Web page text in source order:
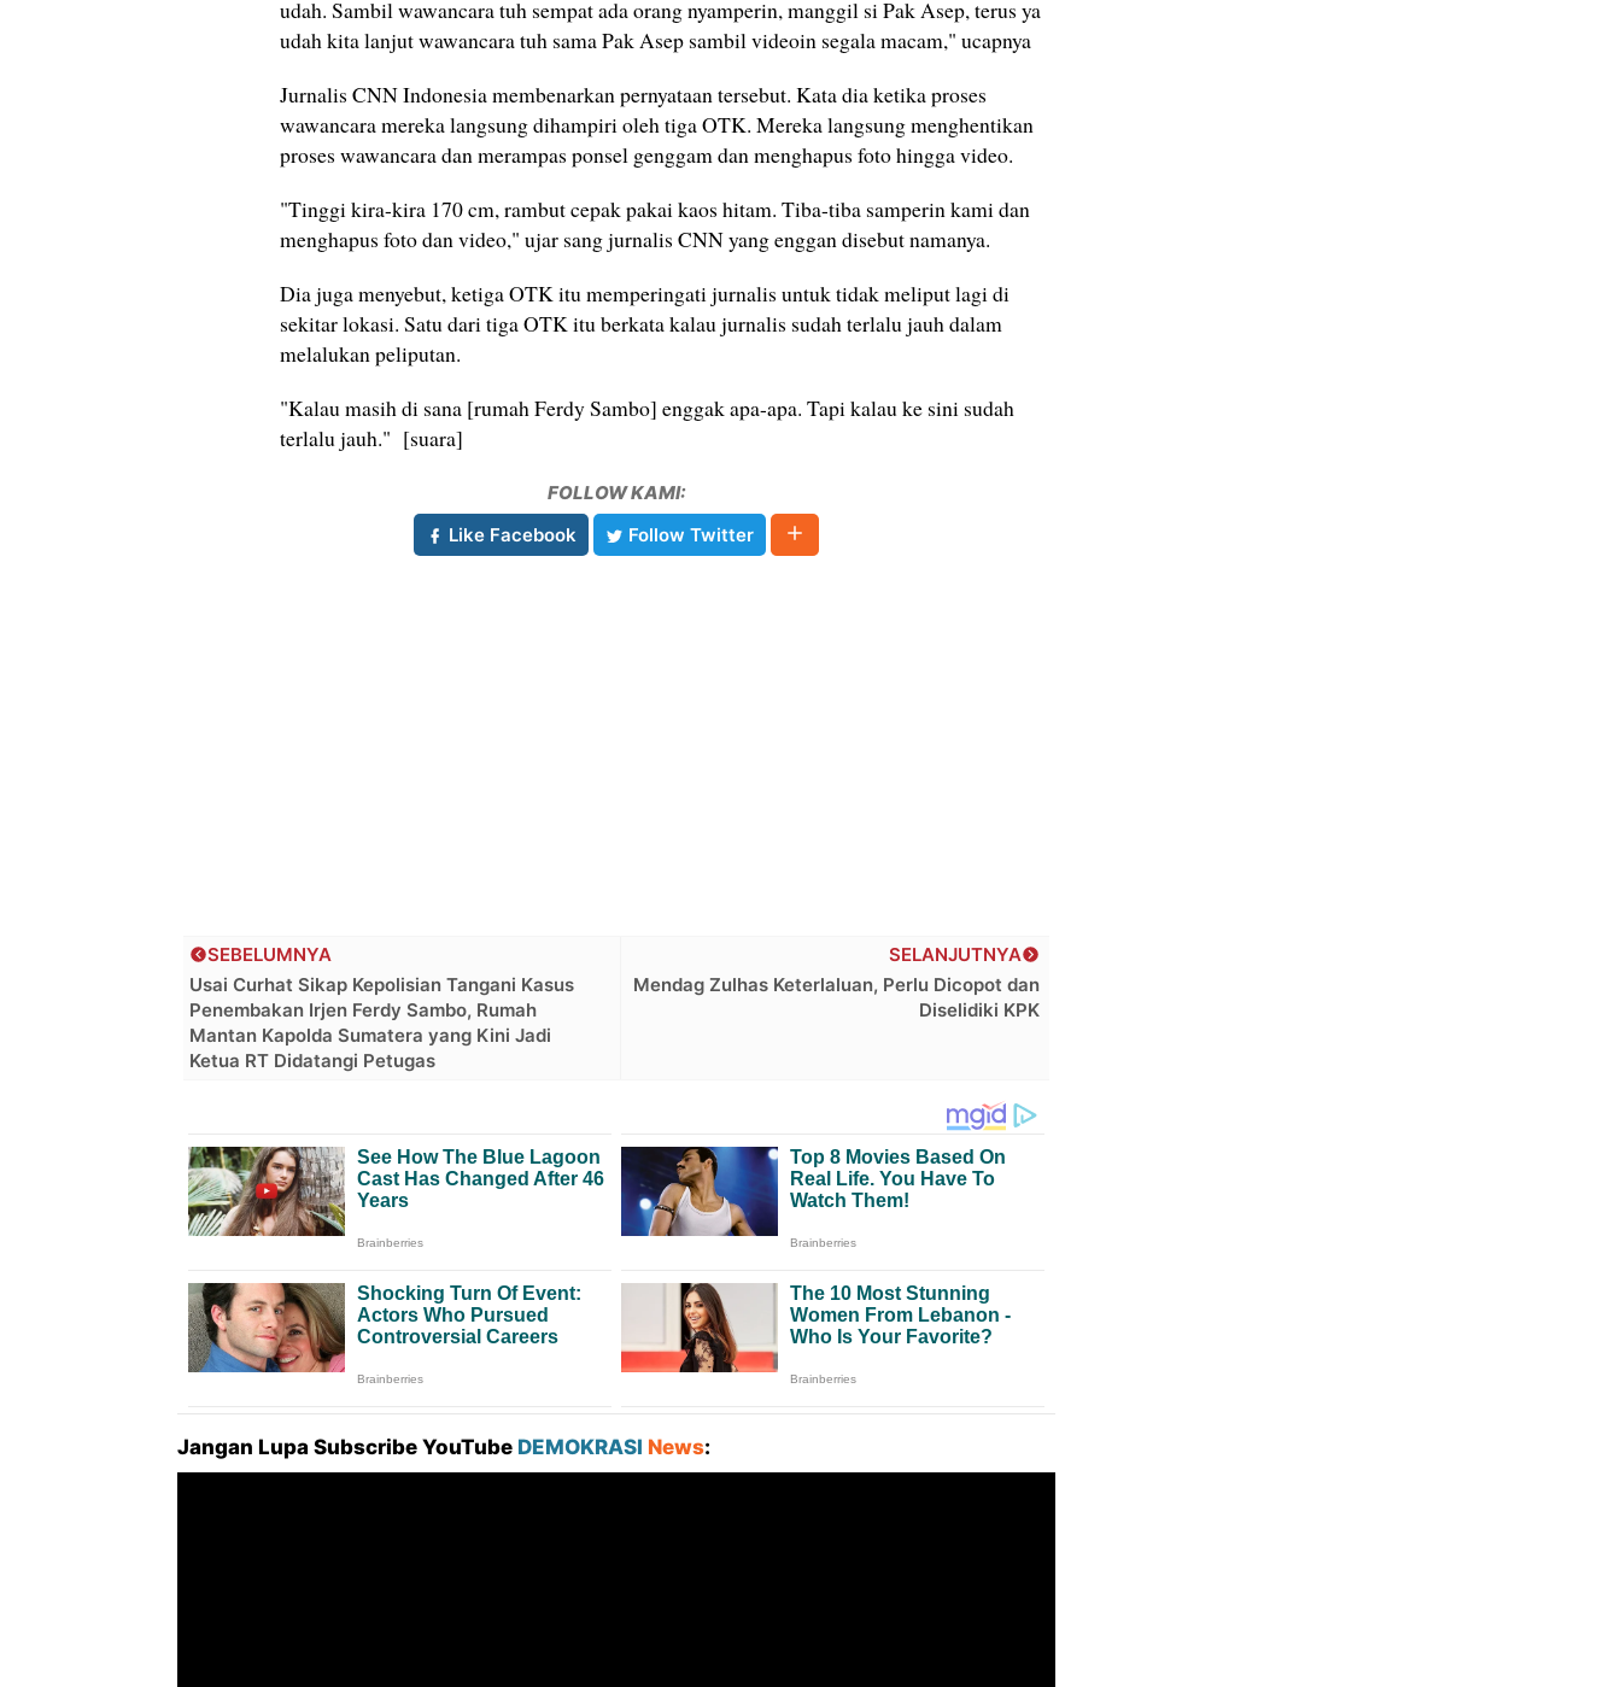
udah. Sambil wawancara tuh sempat ada orang nyamperin, manggil si Pak Asep, terus ya
udah kita lanjut wawancara tuh sama Pak Asep sambil videoin segala macam," ucapnya
Jurnalis CNN Indonesia membenarkan pernyataan tersebut. Kata dia ketika proses
wawancara mereka langsung dihampiri oleh tiga OTK. Mereka langsung menghentikan
proses wawancara dan merampas ponsel genggam dan menghapus foto hingga video.
"Tinggi kira-kira 170 cm, rambut cepak pakai kaos hitam. Tiba-tiba samperin kami dan
menghapus foto dan video," ujar sang jurnalis CNN yang enggan disebut namanya.
Dia juga menyebut, ketiga OTK itu memperingati jurnalis untuk tidak meliput lagi di
sekitar lokasi. Satu dari tiga OTK itu berkata kalau jurnalis sudah terlalu jauh dalam
melalukan peliputan.
"Kalau masih di sana [rumah Ferdy Sambo] enggak apa-apa. Tapi kalau ke sini sudah
terlalu jauh." [suara]
FOLLOW KAMI:
Like Facebook
Follow Twitter
SELANJUTNYA
Mendag Zulhas Keterlaluan, Perlu Dicopot dan
Diselidiki KPK
SEBELUMNYA
Usai Curhat Sikap Kepolisian Tangani Kasus
Penembakan Irjen Ferdy Sambo, Rumah
Mantan Kapolda Sumatera yang Kini Jadi
Ketua RT Didatangi Petugas
Jangan Lupa Subscribe YouTube DEMOKRASI News: